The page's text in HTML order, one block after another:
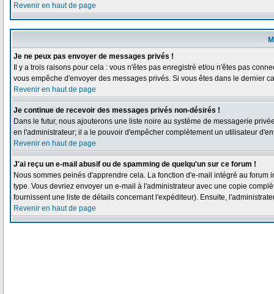
Revenir en haut de page
Je ne peux pas envoyer de messages privés !
Il y a trois raisons pour cela : vous n'êtes pas enregistré et/ou n'êtes pas
vous empêche d'envoyer des messages privés. Si vous êtes dans le dernier
Revenir en haut de page
Je continue de recevoir des messages privés non-désirés !
Dans le futur, nous ajouterons une liste noire au système de messagerie
en l'administrateur; il a le pouvoir d'empêcher complètement un utilisateur
Revenir en haut de page
J'ai reçu un e-mail abusif ou de spamming de quelqu'un sur ce forum !
Nous sommes peinés d'apprendre cela. La fonction d'e-mail intégré au
type. Vous devriez envoyer un e-mail à l'administrateur avec une copie
fournissent une liste de détails concernant l'expéditeur). Ensuite,
Revenir en haut de page